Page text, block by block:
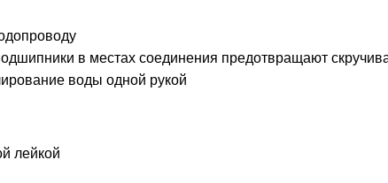
в местах соединения предотвращают
воды одной рукой
лейкой